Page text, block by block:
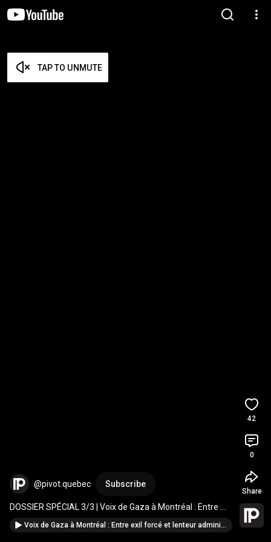
TAP TO UNMUTE
@pivot.quebec Subscribe
DOSSIER SPÉCIAL 3/3 | Voix de Gaza à Montréal : Entre
exil forcé et lenteur administrative
Voix de Gaza à Montréal : Entre exil forcé et lenteur administrative
42
0
Share